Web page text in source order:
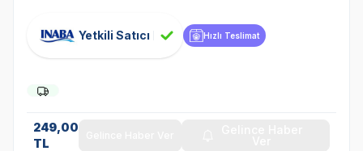
Yetkili Satıcı Hızlı Teslimat
249,00
TL